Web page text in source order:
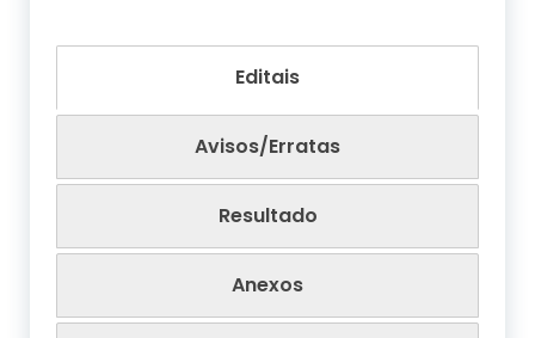
Editais
Avisos/Erratas
Resultado
Anexos